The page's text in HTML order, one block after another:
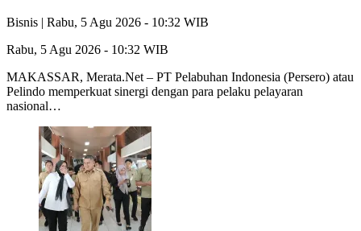
Bisnis | Rabu, 5 Agu 2026 - 10:32 WIB
Rabu, 5 Agu 2026 - 10:32 WIB
MAKASSAR, Merata.Net – PT Pelabuhan Indonesia (Persero) atau
Pelindo memperkuat sinergi dengan para pelaku pelayaran
nasional…